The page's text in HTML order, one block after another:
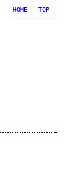
HOME TOP